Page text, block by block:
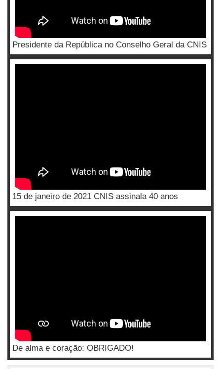
Presidente da República no Conselho Geral da CNIS
15 de janeiro de 2021 CNIS assinala 40 anos
De alma e coração: OBRIGADO!